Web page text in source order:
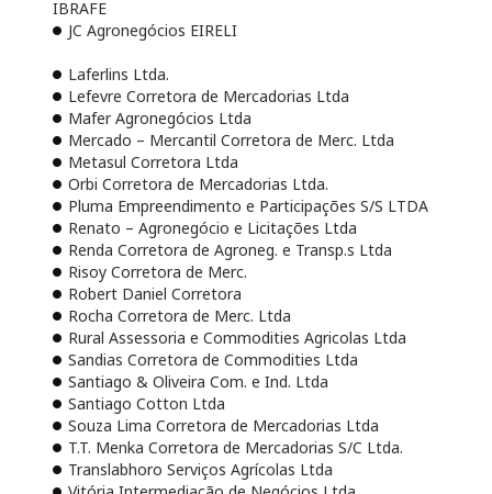
IBRAFE
JC Agronegócios EIRELI
Laferlins Ltda.
Lefevre Corretora de Mercadorias Ltda
Mafer Agronegócios Ltda
Mercado – Mercantil Corretora de Merc. Ltda
Metasul Corretora Ltda
Orbi Corretora de Mercadorias Ltda.
Pluma Empreendimento e Participações S/S LTDA
Renato – Agronegócio e Licitações Ltda
Renda Corretora de Agroneg. e Transp.s Ltda
Risoy Corretora de Merc.
Robert Daniel Corretora
Rocha Corretora de Merc. Ltda
Rural Assessoria e Commodities Agricolas Ltda
Sandias Corretora de Commodities Ltda
Santiago & Oliveira Com. e Ind. Ltda
Santiago Cotton Ltda
Souza Lima Corretora de Mercadorias Ltda
T.T. Menka Corretora de Mercadorias S/C Ltda.
Translabhoro Serviços Agrícolas Ltda